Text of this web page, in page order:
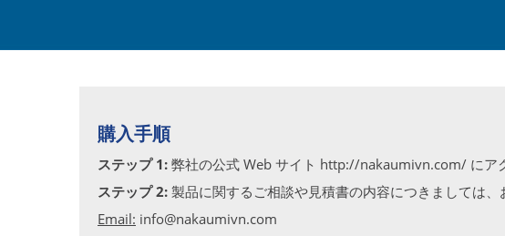
購入手順
ステップ 1: 弊社の公式 Web サイト http://nakaumivn.com/ にア
ステップ 2: 製品に関するご相談や見積書の内容につきましては、
Email: info@nakaumivn.com